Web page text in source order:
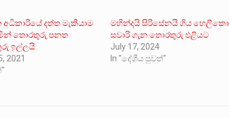
දත්ත මැකීයාම
තොරතුරු පනත
ඉල්ලයි
2021
මහින්දයි සිරිසේනයි ගිය
සවාරි ගැන තොරතුරු එළියට
July 17, 2024
In "දේශීය පුවත්"